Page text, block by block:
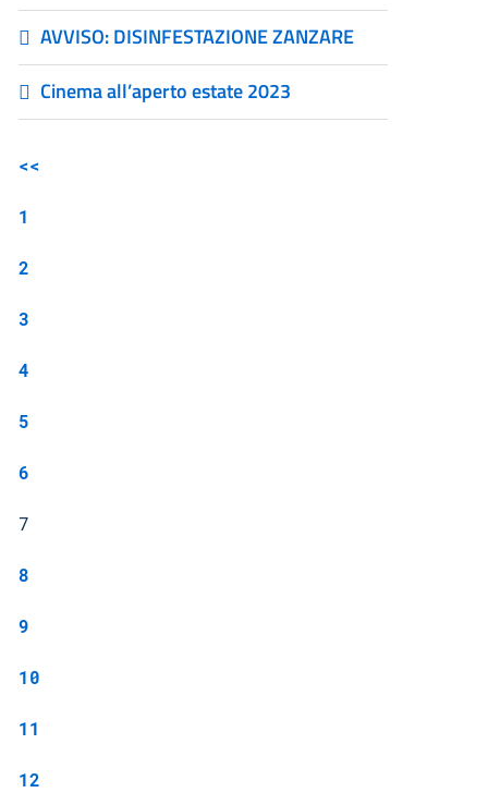
AVVISO: DISINFESTAZIONE ZANZARE
Cinema all’aperto estate 2023
<<
1
2
3
4
5
6
7
8
9
10
11
12